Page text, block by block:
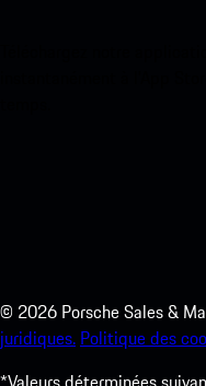
© 2026 Porsche Sales &
juridiques. Politique des